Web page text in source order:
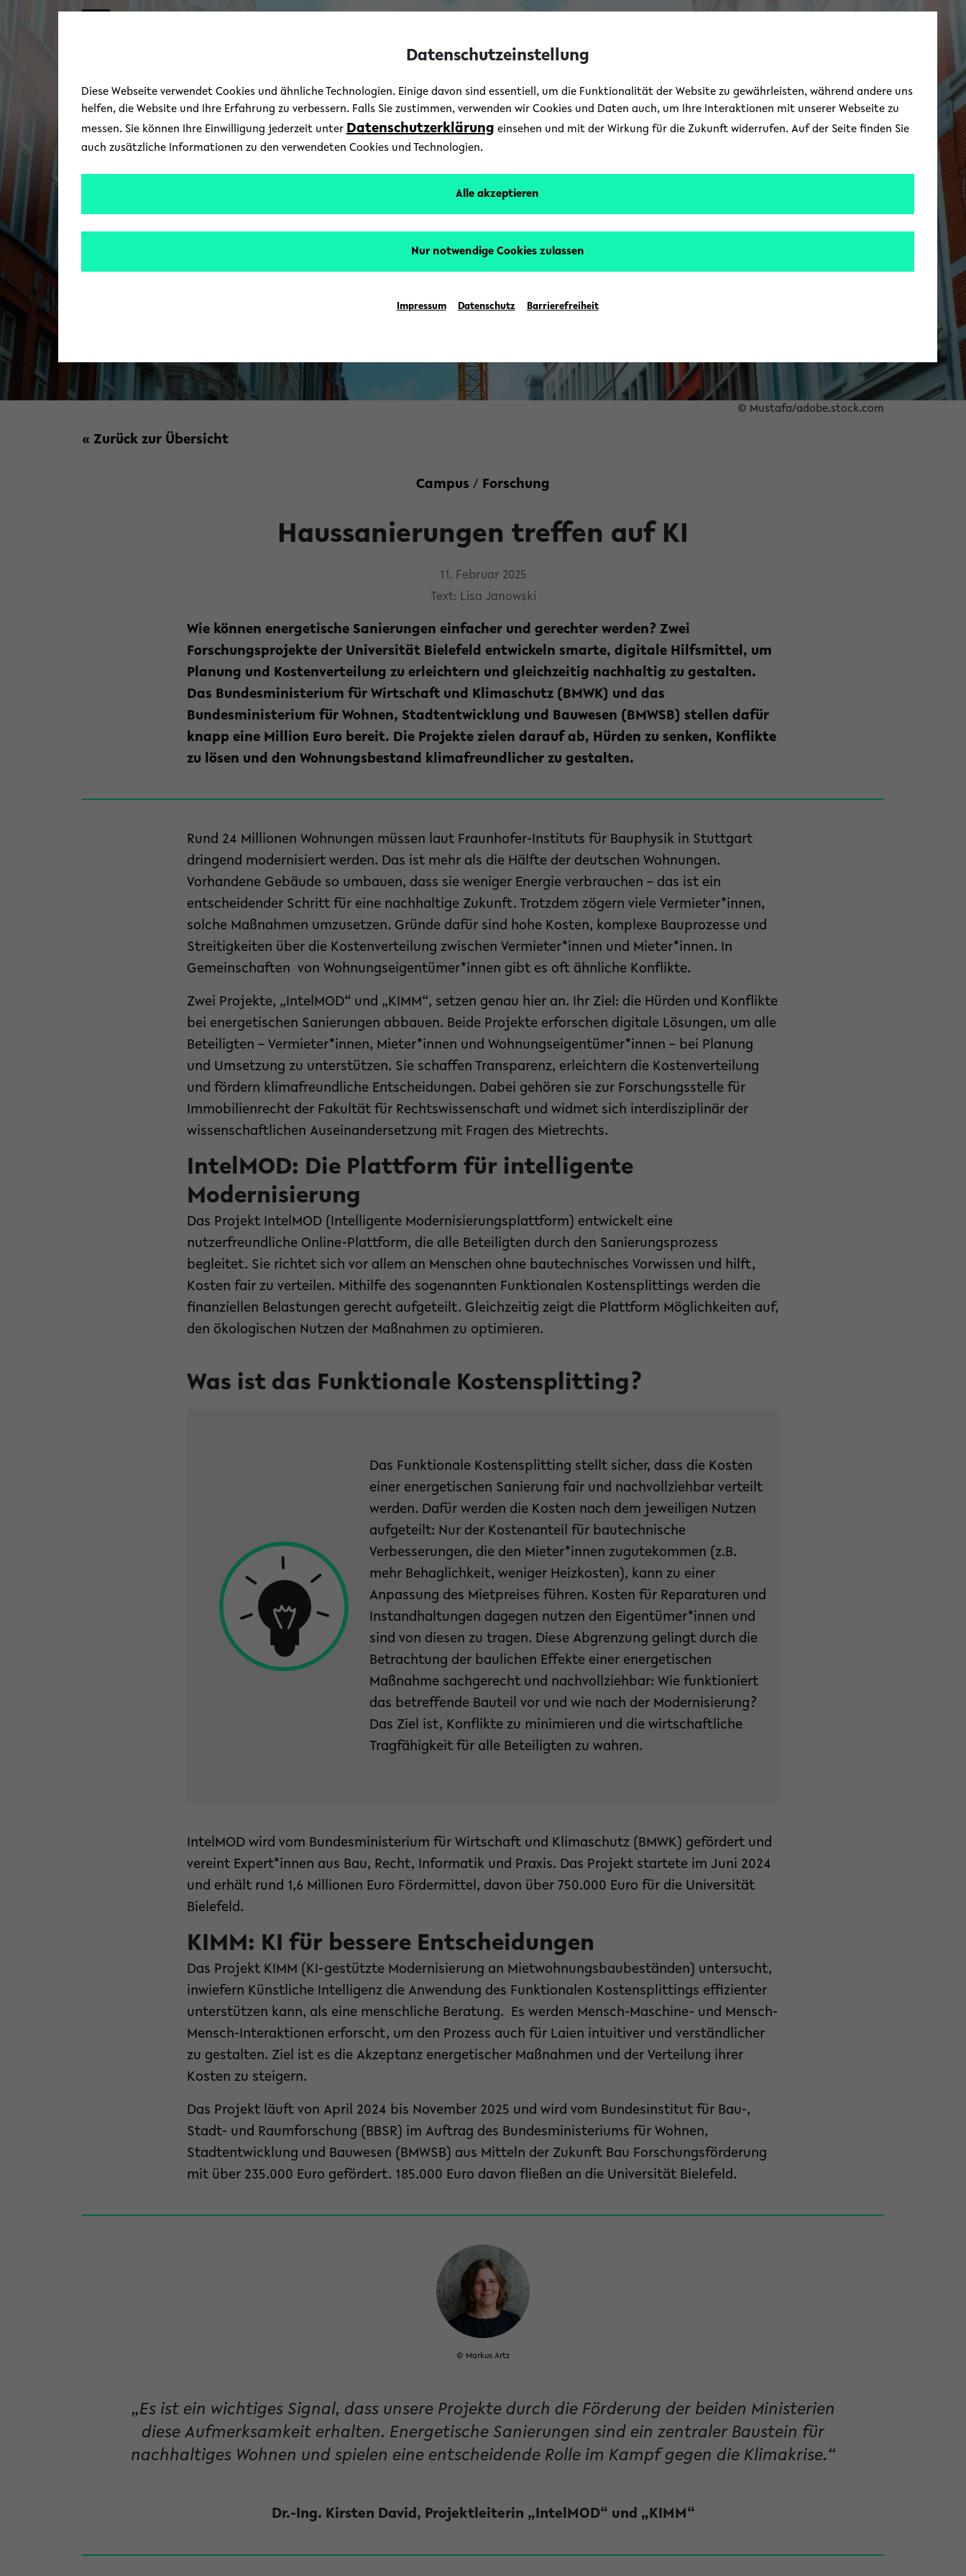
Skip to main content
© Mustafa/adobe.stock.com
« Zurück zur Übersicht
Campus / Forschung
Haussanierungen treffen auf KI
11. Februar 2025
Text: Lisa Janowski
Wie können energetische Sanierungen einfacher und gerechter werden? Zwei
Forschungsprojekte der Universität Bielefeld entwickeln smarte, digitale Hilfsmittel, um
Planung und Kostenverteilung zu erleichtern und gleichzeitig nachhaltig zu gestalten.
Das Bundesministerium für Wirtschaft und Klimaschutz (BMWK) und das
Bundesministerium für Wohnen, Stadtentwicklung und Bauwesen (BMWSB) stellen dafür
knapp eine Million Euro bereit. Die Projekte zielen darauf ab, Hürden zu senken, Konflikte
zu lösen und den Wohnungsbestand klimafreundlicher zu gestalten.
Rund 24 Millionen Wohnungen müssen laut Fraunhofer-Instituts für Bauphysik in Stuttgart
dringend modernisiert werden. Das ist mehr als die Hälfte der deutschen Wohnungen.
Vorhandene Gebäude so umbauen, dass sie weniger Energie verbrauchen – das ist ein
entscheidender Schritt für eine nachhaltige Zukunft. Trotzdem zögern viele Vermieter*innen,
solche Maßnahmen umzusetzen. Gründe dafür sind hohe Kosten, komplexe Bauprozesse und
Streitigkeiten über die Kostenverteilung zwischen Vermieter*innen und Mieter*innen. In
Gemeinschaften von Wohnungseigentümer*innen gibt es oft ähnliche Konflikte.
Zwei Projekte, „IntelMOD“ und „KIMM“, setzen genau hier an. Ihr Ziel: die Hürden und Konflikte
bei energetischen Sanierungen abbauen. Beide Projekte erforschen digitale Lösungen, um alle
Beteiligten – Vermieter*innen, Mieter*innen und Wohnungseigentümer*innen – bei Planung
und Umsetzung zu unterstützen. Sie schaffen Transparenz, erleichtern die Kostenverteilung
und fördern klimafreundliche Entscheidungen. Dabei gehören sie zur Forschungsstelle für
Immobilienrecht der Fakultät für Rechtswissenschaft und widmet sich interdisziplinär der
wissenschaftlichen Auseinandersetzung mit Fragen des Mietrechts.
IntelMOD: Die Plattform für intelligente
Modernisierung
Das Projekt IntelMOD (Intelligente Modernisierungsplattform) entwickelt eine
nutzerfreundliche Online-Plattform, die alle Beteiligten durch den Sanierungsprozess
begleitet. Sie richtet sich vor allem an Menschen ohne bautechnisches Vorwissen und hilft,
Kosten fair zu verteilen. Mithilfe des sogenannten Funktionalen Kostensplittings werden die
finanziellen Belastungen gerecht aufgeteilt. Gleichzeitig zeigt die Plattform Möglichkeiten auf,
den ökologischen Nutzen der Maßnahmen zu optimieren.
Was ist das Funktionale Kostensplitting?
Das Funktionale Kostensplitting stellt sicher, dass die Kosten
einer energetischen Sanierung fair und nachvollziehbar verteilt
werden. Dafür werden die Kosten nach dem jeweiligen Nutzen
aufgeteilt: Nur der Kostenanteil für bautechnische
Verbesserungen, die den Mieter*innen zugutekommen (z.B.
mehr Behaglichkeit, weniger Heizkosten), kann zu einer
Anpassung des Mietpreises führen. Kosten für Reparaturen und
Instandhaltungen dagegen nutzen den Eigentümer*innen und
sind von diesen zu tragen. Diese Abgrenzung gelingt durch die
Betrachtung der baulichen Effekte einer energetischen
Maßnahme sachgerecht und nachvollziehbar: Wie funktioniert
das betreffende Bauteil vor und wie nach der Modernisierung?
Das Ziel ist, Konflikte zu minimieren und die wirtschaftliche
Tragfähigkeit für alle Beteiligten zu wahren.
IntelMOD wird vom Bundesministerium für Wirtschaft und Klimaschutz (BMWK) gefördert und
vereint Expert*innen aus Bau, Recht, Informatik und Praxis. Das Projekt startete im Juni 2024
und erhält rund 1,6 Millionen Euro Fördermittel, davon über 750.000 Euro für die Universität
Bielefeld.
KIMM: KI für bessere Entscheidungen
Das Projekt KIMM (KI-gestützte Modernisierung an Mietwohnungsbaubeständen) untersucht,
inwiefern Künstliche Intelligenz die Anwendung des Funktionalen Kostensplittings effizienter
unterstützen kann, als eine menschliche Beratung. Es werden Mensch-Maschine- und Mensch-
Mensch-Interaktionen erforscht, um den Prozess auch für Laien intuitiver und verständlicher
zu gestalten. Ziel ist es die Akzeptanz energetischer Maßnahmen und der Verteilung ihrer
Kosten zu steigern.
Das Projekt läuft von April 2024 bis November 2025 und wird vom Bundesinstitut für Bau-,
Stadt- und Raumforschung (BBSR) im Auftrag des Bundesministeriums für Wohnen,
Stadtentwicklung und Bauwesen (BMWSB) aus Mitteln der Zukunft Bau Forschungsförderung
mit über 235.000 Euro gefördert. 185.000 Euro davon fließen an die Universität Bielefeld.
© Markus Artz
„Es ist ein wichtiges Signal, dass unsere Projekte durch die Förderung der beiden Ministerien
diese Aufmerksamkeit erhalten. Energetische Sanierungen sind ein zentraler Baustein für
nachhaltiges Wohnen und spielen eine entscheidende Rolle im Kampf gegen die Klimakrise.“
Dr.-Ing. Kirsten David, Projektleiterin „IntelMOD“ und „KIMM“
Datenschutzeinstellung
Diese Webseite verwendet Cookies und ähnliche Technologien. Einige davon sind essentiell, um die Funktionalität der Website zu gewährleisten, während andere uns
helfen, die Website und Ihre Erfahrung zu verbessern. Falls Sie zustimmen, verwenden wir Cookies und Daten auch, um Ihre Interaktionen mit unserer Webseite zu
messen. Sie können Ihre Einwilligung jederzeit unter Datenschutzerklärung einsehen und mit der Wirkung für die Zukunft widerrufen. Auf der Seite finden Sie
auch zusätzliche Informationen zu den verwendeten Cookies und Technologien.
Alle akzeptieren
Nur notwendige Cookies zulassen
Impressum Datenschutz Barrierefreiheit